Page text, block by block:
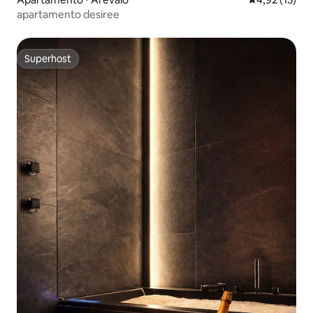
apartamento desiree
Superhost
Superhost